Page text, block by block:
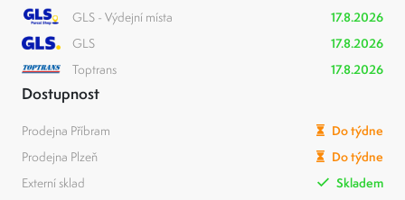
GLS - Výdejní místa
17.8.2026
GLS
17.8.2026
Toptrans
17.8.2026
Dostupnost
Prodejna Příbram
Do týdne
Prodejna Plzeň
Do týdne
Externí sklad
Skladem